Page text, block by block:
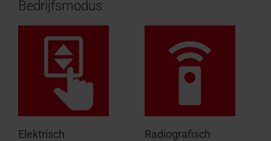
Bedrijfsmodus
Elektrisch Radiografisch